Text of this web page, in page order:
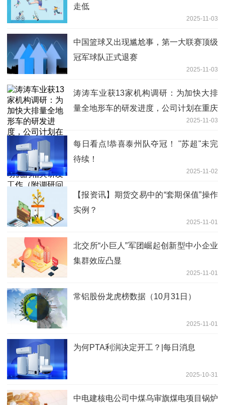
走低
2025-11-03
中国篮球又出现尴尬事，第一大联赛顶级
冠军球队正式退赛
2025-11-03
涛涛车业获13家机构调研：为加快大排
量全地形车的研发进度，公司计划在重庆
设立研究院，主要进行大排量全地形车发
动机的相关研发工作（附调研问答）_焦
点快看
2025-11-03
每日看点!恭喜泰州队夺冠！ "苏超"未完
待续！
2025-11-02
【报资讯】期货交易中的“套期保值”操作
实例？
2025-11-01
北交所“小巨人”军团崛起创新型中小企业
集群效应凸显
2025-11-01
常铝股份龙虎榜数据（10月31日）
2025-11-01
为何PTA利润决定开工？|每日消息
2025-10-31
中电建核电公司中煤乌审旗煤电项目锅炉